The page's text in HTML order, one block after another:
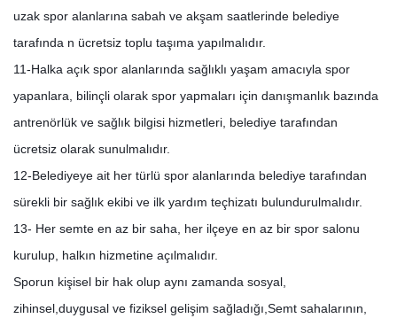
uzak spor alanlarına sabah ve akşam saatlerinde belediye
tarafında n ücretsiz toplu taşıma yapılmalıdır.
11-Halka açık spor alanlarında sağlıklı yaşam amacıyla spor
yapanlara, bilinçli olarak spor yapmaları için danışmanlık bazında
antrenörlük ve sağlık bilgisi hizmetleri, belediye tarafından
ücretsiz olarak sunulmalıdır.
12-Belediyeye ait her türlü spor alanlarında belediye tarafından
sürekli bir sağlık ekibi ve ilk yardım teçhizatı bulundurulmalıdır.
13- Her semte en az bir saha, her ilçeye en az bir spor salonu
kurulup, halkın hizmetine açılmalıdır.
Sporun kişisel bir hak olup aynı zamanda sosyal,
zihinsel,duygusal ve fiziksel gelişim sağladığı,Semt sahalarının,